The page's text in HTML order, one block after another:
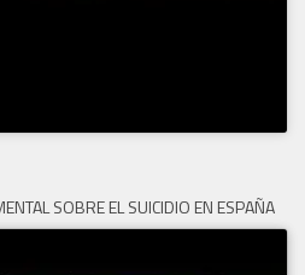
SOBRE EL SUICIDIO EN ESPAÑA